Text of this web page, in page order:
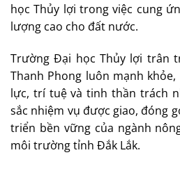
học Thủy lợi trong việc cung
lượng cao cho đất nước.
Trường Đại học Thủy lợi trân
Thanh Phong luôn mạnh
lực, trí tuệ và tinh thần trách
sắc nhiệm vụ được giao, đóng
triển bền vững của ngành
môi trường tỉnh Đắk Lắk.